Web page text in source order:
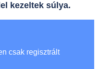
kezeltek súlya.
csak regisztrált